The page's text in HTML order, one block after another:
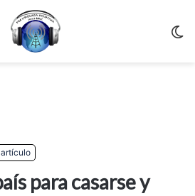
para casarse y